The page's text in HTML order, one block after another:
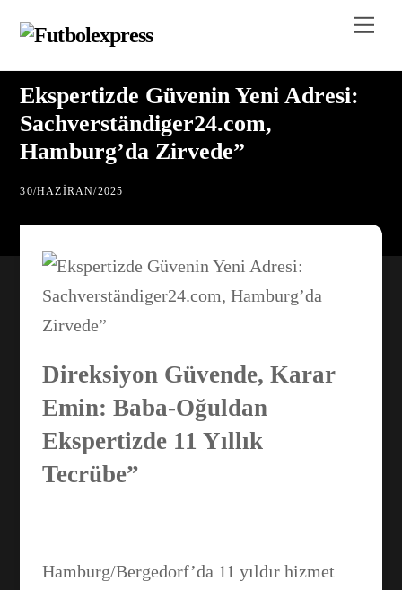
content
Ekspertizde Güvenin Yeni Adresi:
Sachverständiger24.com,
Hamburg’da Zirvede”
30/HAZIRAN/2025
Direksiyon Güvende, Karar
Emin: Baba-Oğuldan
Ekspertizde 11 Yıllık
Tecrübe”
Hamburg/Bergedorf’da 11 yıldır hizmet